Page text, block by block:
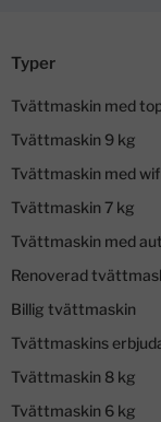
Typer
Tvättmaskin med
Tvättmaskin 9 kg
Tvättmaskin med
Tvättmaskin 7 kg
Tvättmaskin med
Renoverad
Billig tvättmaskin
Tvättmaskins
Tvättmaskin 8 kg
Tvättmaskin 6 kg